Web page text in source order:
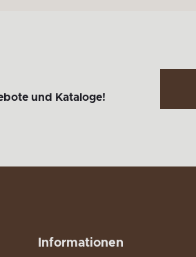
und Kataloge!
Informationen